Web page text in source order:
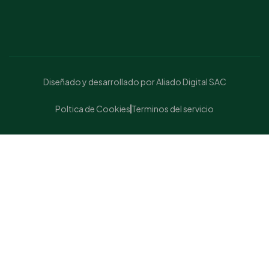
Diseñado y desarrollado por Aliado Digital SAC
Poltica de Cookies Terminos del servicio